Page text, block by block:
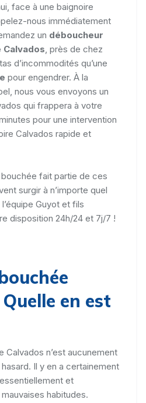
face à une baignoire
nous immédiatement
un déboucheur
Calvados , près de chez
d’incommodités qu’une
pour engendrer. À la
nous vous envoyons un
qui frappera à votre
pour une intervention
Calvados rapide et
fait partie de ces
surgir à n’importe quel
Guyot et fils
disposition 24h/24 et 7j/7 !
en est
Calvados n’est aucunement
Il y en a certainement
et
habitudes.